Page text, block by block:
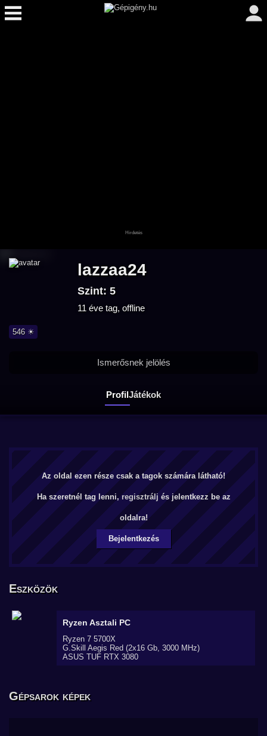
lazzaa24
Szint: 5
11 éve tag, offline
546 ☀
ProfilJátékok
Ismerősnek jelölés
Az oldal ezen része csak a tagok számára látható!
Ha szeretnél tag lenni, regisztrálj és jelentkezz be az
oldalra!
Bejelentkezés
Eszközök
Ryzen Asztali PC
Ryzen 7 5700X
G.Skill Aegis Red (2x16 Gb, 3000 MHz)
ASUS TUF RTX 3080
Gépsarok képek